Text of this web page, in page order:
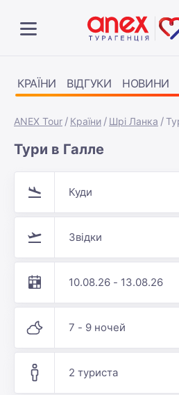
КРАЇНИ ВІДГУКИ НОВИНИ
ANEX Tour Країни Шрі Ланка
Тури в Галле
Куди
Звідки
10.08.26 - 13.08.26
7 - 9 ночей
2 туриста